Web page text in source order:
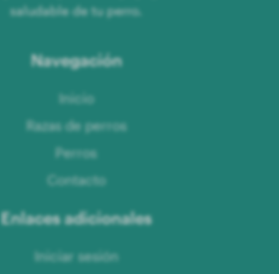
saludable de tu perro.
Navegación
Inicio
Razas de perros
Perros
Contacto
Enlaces adicionales
Iniciar sesión